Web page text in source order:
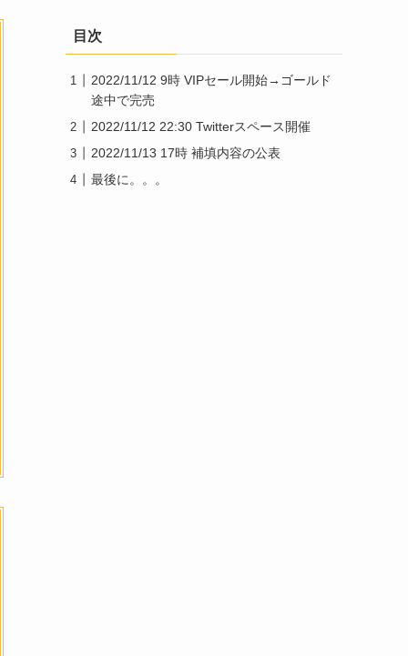
目次
2022/11/12 9時 VIPセール開始→ゴールド
途中で完売
2022/11/12 22:30 Twitterスペース開催
2022/11/13 17時 補填内容の公表
最後に。。。